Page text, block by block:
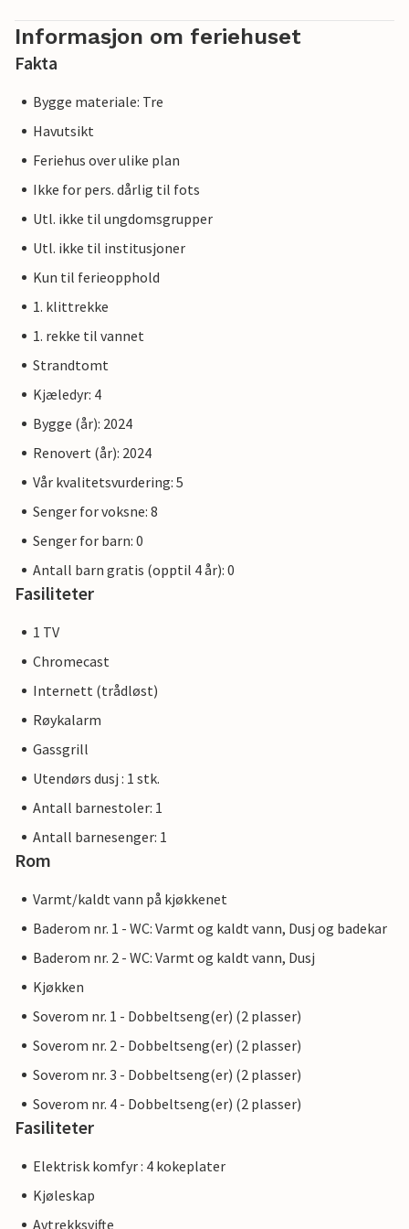
Informasjon om feriehuset
Fakta
Bygge materiale: Tre
Havutsikt
Feriehus over ulike plan
Ikke for pers. dårlig til fots
Utl. ikke til ungdomsgrupper
Utl. ikke til institusjoner
Kun til ferieopphold
1. klittrekke
1. rekke til vannet
Strandtomt
Kjæledyr: 4
Bygge (år): 2024
Renovert (år): 2024
Vår kvalitetsvurdering: 5
Senger for voksne: 8
Senger for barn: 0
Antall barn gratis (opptil 4 år): 0
Fasiliteter
1 TV
Chromecast
Internett (trådløst)
Røykalarm
Gassgrill
Utendørs dusj : 1 stk.
Antall barnestoler: 1
Antall barnesenger: 1
Rom
Varmt/kaldt vann på kjøkkenet
Baderom nr. 1 - WC: Varmt og kaldt vann, Dusj og badekar
Baderom nr. 2 - WC: Varmt og kaldt vann, Dusj
Kjøkken
Soverom nr. 1 - Dobbeltseng(er) (2 plasser)
Soverom nr. 2 - Dobbeltseng(er) (2 plasser)
Soverom nr. 3 - Dobbeltseng(er) (2 plasser)
Soverom nr. 4 - Dobbeltseng(er) (2 plasser)
Fasiliteter
Elektrisk komfyr : 4 kokeplater
Kjøleskap
Avtrekksvifte